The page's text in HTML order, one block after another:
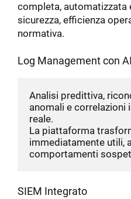
completa,
sicurezza, efficienza
normativa.
Log Management con
Analisi predittiva,
anomali e correlazioni
reale.
La piattaforma
immediatamente utili,
comportamenti
SIEM Integrato